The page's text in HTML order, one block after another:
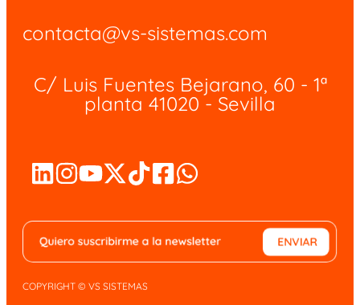
contacta@vs-sistemas.com
C/ Luis Fuentes Bejarano, 60 - 1ª
planta 41020 - Sevilla
COPYRIGHT © VS SISTEMAS